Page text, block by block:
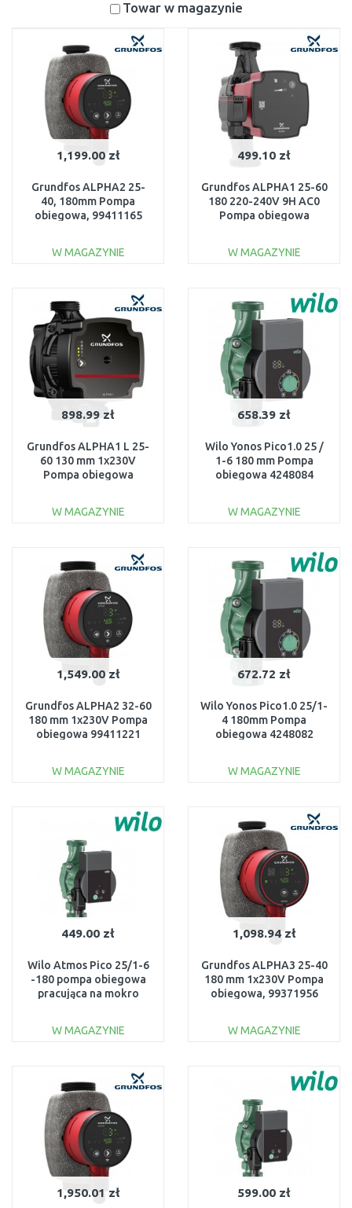
Towar w magazynie
1,199.00 zł
Grundfos ALPHA2 25-
40, 180mm Pompa
obiegowa, 99411165
W MAGAZYNIE
Do porównania
499.10 zł
Grundfos ALPHA1 25-60
180 220-240V 9H AC0
Pompa obiegowa
W MAGAZYNIE
Do porównania
898.99 zł
Grundfos ALPHA1 L 25-
60 130 mm 1x230V
Pompa obiegowa
W MAGAZYNIE
Do porównania
658.39 zł
Wilo Yonos Pico1.0 25 /
1-6 180 mm Pompa
obiegowa 4248084
W MAGAZYNIE
Do porównania
1,549.00 zł
Grundfos ALPHA2 32-60
180 mm 1x230V Pompa
obiegowa 99411221
W MAGAZYNIE
Do porównania
672.72 zł
Wilo Yonos Pico1.0 25/1-
4 180mm Pompa
obiegowa 4248082
W MAGAZYNIE
Do porównania
449.00 zł
Wilo Atmos Pico 25/1-6
-180 pompa obiegowa
pracująca na mokro
W MAGAZYNIE
1,098.94 zł
Grundfos ALPHA3 25-40
180 mm 1x230V Pompa
obiegowa, 99371956
W MAGAZYNIE
Do porównania
1,950.01 zł 599.00 zł